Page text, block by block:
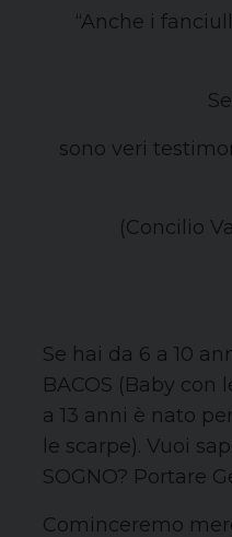
“Anche i
sono veri
(Concilio
Se hai da 6 a 10
BACOS (Baby con
a 13 anni è nato
le scarpe). Vuoi
SOGNO? Portare
Cominceremo